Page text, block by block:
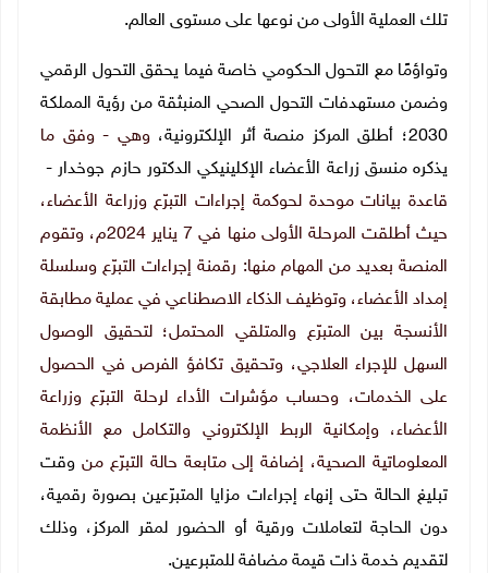
تلك العملية الأولى من نوعها على مستوى العالم.
وتواؤمًا مع التحول الحكومي خاصة فيما يحقق التحول الرقمي
وضمن مستهدفات التحول الصحي المنبثقة من رؤية المملكة
2030؛ أطلق المركز منصة أثر الإلكترونية،
وهي - وفق ما
يذكره منسق زراعة الأعضاء الإكلينيكي الدكتور حازم جوخدار -
قاعدة بيانات موحدة لحوكمة إجراءات التبرّع وزراعة الأعضاء،
حيث أطلقت المرحلة الأولى منها في 7 يناير 2024م، وتقوم
المنصة بعديد من المهام منها: رقمنة إجراءات التبرّع وسلسلة
إمداد الأعضاء، وتوظيف الذكاء الاصطناعي في عملية مطابقة
الأنسجة بين المتبرّع والمتلقي المحتمل؛ لتحقيق الوصول
السهل للإجراء العلاجي، وتحقيق تكافؤ الفرص في الحصول
على الخدمات، وحساب مؤشرات الأداء لرحلة التبرّع وزراعة
الأعضاء، وإمكانية الربط الإلكتروني والتكامل مع الأنظمة
المعلوماتية الصحية، إضافة إلى متابعة حالة التبرّع من وقت
تبليغ الحالة حتى إنهاء إجراءات مزايا المتبرّعين بصورة رقمية،
دون الحاجة لتعاملات ورقية أو الحضور لمقر المركز، وذلك
لتقديم خدمة ذات قيمة مضافة للمتبرعين.